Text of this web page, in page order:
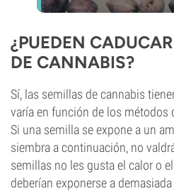
¿PUEDEN
DE CANNABIS?
Sí, las semillas de cannabis
varía en función de los métodos
Si una semilla se expone a un
siembra a continuación, no
semillas no les gusta el calor o
deberían exponerse a